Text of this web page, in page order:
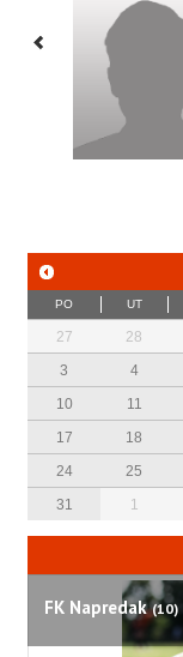
PO UT
27 28
3
4
10
11
17
18
24
25
31
1
FK Napredak(10)